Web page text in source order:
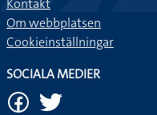
Kontakt
Om webbplatsen
Cookieinställningar
SOCIALA MEDIER